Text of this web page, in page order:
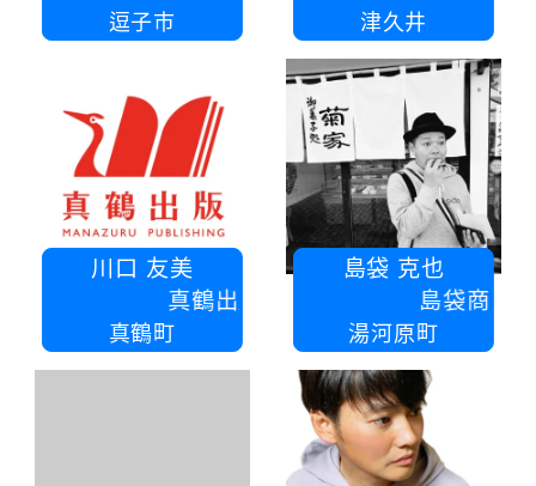
逗子市 津久井
川口 友美
真鶴出版
真鶴町
島袋 克也
島袋商店
湯河原町